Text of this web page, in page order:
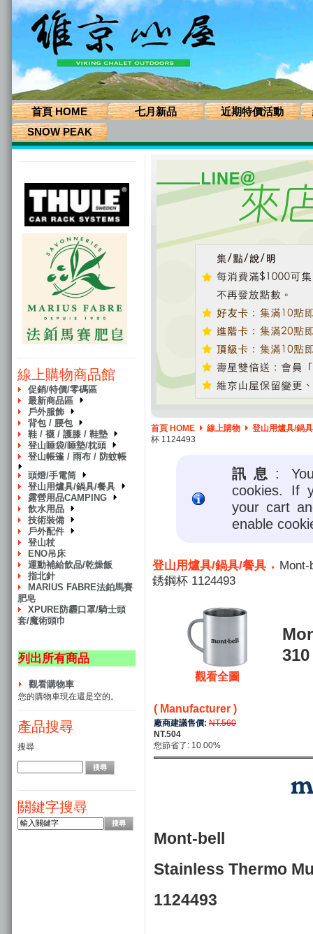
首頁 HOME 七月新品 近期特價活動
SNOW PEAK
線上購物商品館
促銷/特價/零碼區
最新商品區
戶外服飾
背包 / 腰包
鞋 / 襪 / 護膝 / 鞋墊
登山睡袋/睡墊/枕頭
登山帳篷 / 雨布 / 防蚊帳
頭燈/手電筒
登山用爐具/鍋具/餐具
露營用品CAMPING
飲水用品
技術裝備
戶外配件
登山杖
ENO吊床
運動補給飲品/乾燥飯
指北針
MARIUS FABRE法鉑馬賽
肥皂
XPURE防霾口罩/騎士頭
套/魔術頭巾
列出所有商品
觀看購物車
您的購物車現在還是空的。
產品搜尋
搜尋
關鍵字搜尋
首頁 HOME 線上購物
登山用爐具/鍋
杯 1124493
訊息 :
cookies. If
your cart
enable
登山用爐具/鍋具/餐具
Mont-
銹鋼杯 1124493
觀看全圖
( Manufacturer )
廠商建議售價: NT.560
NT.504
您節省了: 10.00%
Mont-bell
Stainless Thermo
1124493